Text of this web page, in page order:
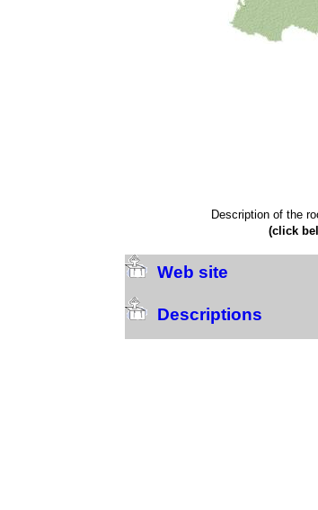
Description of the
(click
Web site
Descriptions